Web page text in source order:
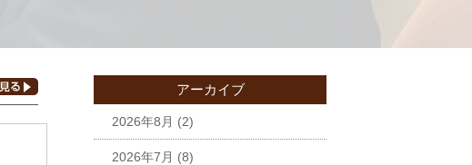
アーカイブ
2026年8月 (2)
2026年7月 (8)